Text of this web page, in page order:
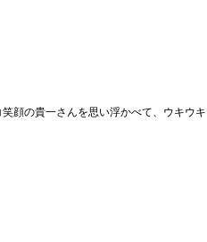
顔の貴一さんを思い浮かべて、ウキウキ